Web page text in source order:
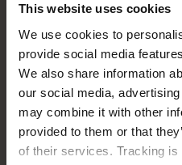
This website uses cookies
We use cookies to
provide social media
We also share information
our social media,
may combine it with other
provided to them or that
of their services. Tracking
Verzenden
Hoe lang duur het voordat
Wat zijn de verzendkosten?